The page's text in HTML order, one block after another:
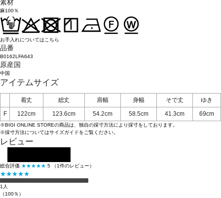
素材
麻100％
お手入れについてはこちら
品番
B0162LFA643
原産国
中国
アイテムサイズ
着丈 総丈 肩幅 身幅 そで丈
ゆき
F
122cm 123.6cm 54.2cm 58.5cm 41.3cm 69cm
※BIGI ONLINE STOREの商品は、独自の採寸方法により採寸をしております。
※採寸方法についてはサイズガイドをご覧ください。
レビュー
総合評価 ★★★★★ 5 （1件のレビュー）
★★★★★
1人
（100％）